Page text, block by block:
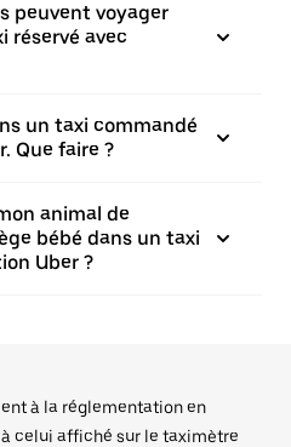
peuvent voyager
réservé avec
un taxi commandé
Que faire ?
animal de
bébé dans un taxi
Uber ?
à la réglementation en
celui affiché sur le taximètre